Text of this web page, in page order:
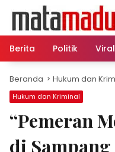
konten
Berita
Politik Viral
Beranda Hukum dan
Hukum dan Kriminal
“Pemeran
di